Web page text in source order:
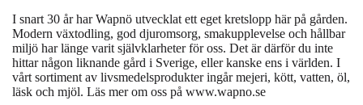
I snart 30 år har Wapnö utvecklat ett eget kretslopp här på gården.
Modern växtodling, god djuromsorg, smakupplevelse och hållbar
miljö har länge varit självklarheter för oss. Det är därför du inte
hittar någon liknande gård i Sverige, eller kanske ens i världen. I
vårt sortiment av livsmedelsprodukter ingår mejeri, kött, vatten, öl,
läsk och mjöl. Läs mer om oss på www.wapno.se